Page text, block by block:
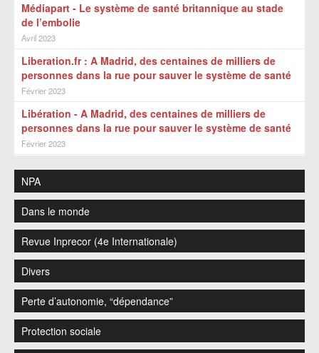
Médiapart - Le système de santé britannique au stade
de l’embolie
Avril 2023
Liberation.fr : A Madrid, des centaines de milliers de
personnes dans la rue pour sauver le système de santé
Février 2023
Libération - A Madrid, des centaines de milliers de
personnes dans la rue pour sauver le système de santé
Février 2023
NPA
Dans le monde
Revue Inprecor (4e Internationale)
Divers
Perte d’autonomie, “dépendance”
Protection sociale